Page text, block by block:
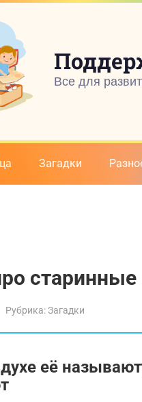
Все для
Загадки
Рубрика:Загадки
её